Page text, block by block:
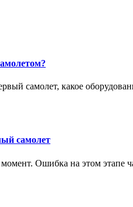
самолет, какое
самолет
Ошибка на этом